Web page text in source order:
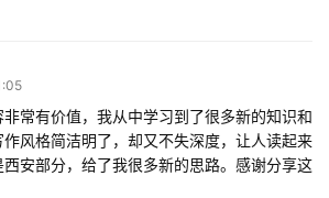
常有价值，我从中学习到了很多新的知识和
风格简洁明了，却又不失深度，让人读起来
安部分，给了我很多新的思路。感谢分享这